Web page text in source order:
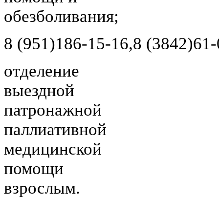
обезболивания;
8 (951)186-15-16,8 (3842)
отделение
выездной
патронажной
паллиативной
медицинской
помощи
взрослым.